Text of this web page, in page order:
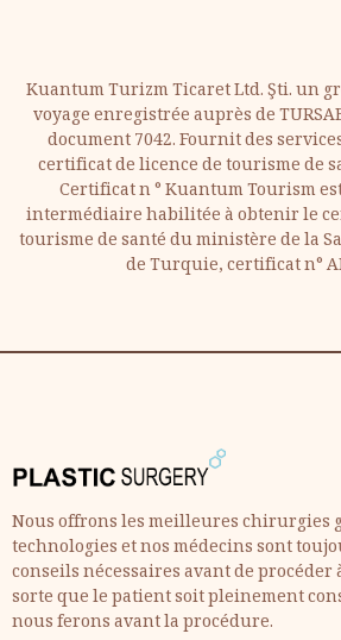
Kuantum Turizm Ticaret Ltd. Şti. un
voyage enregistrée auprès de
document 7042. Fournit des
certificat de licence de tourisme de
Certificat n ° Kuantum Tourism
intermédiaire habilitée à obtenir le
tourisme de santé du ministère de la
de Turquie, certificat n°
Nous offrons les meilleures chirurgies
technologies et nos médecins sont
conseils nécessaires avant de procéder
sorte que le patient soit pleinement
nous ferons avant la procédure.